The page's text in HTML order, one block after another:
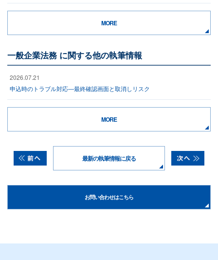
MORE
一般企業法務 に関する他の執筆情報
2026.07.21
申込時のトラブル対応―最終確認画面と取消しリスク
MORE
最新の執筆情報に戻る
お問い合わせはこちら